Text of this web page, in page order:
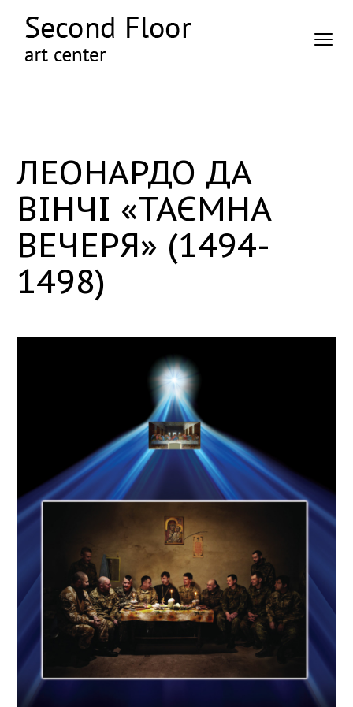
ЛЕОНАРДО ДА
ВІНЧІ «ТАЄМНА
ВЕЧЕРЯ» (1494-
1498)